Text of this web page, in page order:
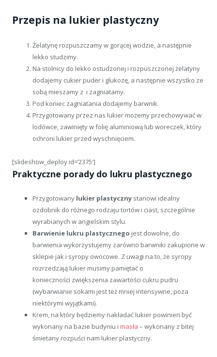
Przepis na lukier plastyczny
Żelatynę rozpuszczamy w gorącej wodzie, a następnie
lekko studzimy.
Na stolnicy do lekko ostudzonej i rozpuszczonej żelatyny
dodajemy cukier puder i glukozę, a następnie wszystko ze
sobą mieszamy z i zagniatamy.
Pod koniec zagniatania dodajemy barwnik.
Przygotowany przez nas lukier możemy przechowywać w
lodówce, zawinięty w folię aluminiową lub woreczek, który
ochroni lukier przed wyschnięciem.
[slideshow_deploy id=’2375′]
Praktyczne porady do lukru plastycznego
Przygotowany lukier plastyczny stanowi idealny
ozdobnik do różnego rodzaju tortów i ciast, szczególnie
wyrabianych w angielskim stylu.
Barwienie lukru plastycznego jest dowolne, do
barwienia wykorzystujemy zarówno barwniki zakupione w
sklepie jak i syropy owocowe. Z uwagi na to, że syropy
rozrzedzają lukier musimy pamiętać o
konieczności zwiększenia zawartości cukru pudru
(wybarwianie sokami jest też mniej intensywne, poza
niektórymi wyjątkami).
Krem, na który będziemy nakładać lukier powinien być
wykonany na bazie budyniu i masła – wykonany z bitej
śmietany rozpuści nam lukier plastyczny.